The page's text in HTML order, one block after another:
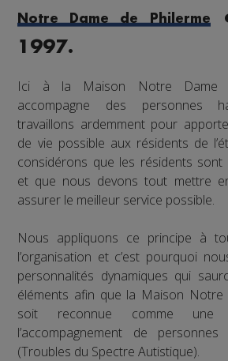
Notre Dame de Philerme
1997.
Ici à la Maison Notre Dame
accompagne des personnes
travaillons ardemment pour
de vie possible aux résidents de
considérons que les résidents sont
et que nous devons tout mettre
assurer le meilleur service possible.
Nous appliquons ce principe à
l’organisation et c’est pourquoi
personnalités dynamiques qui
éléments afin que la Maison Notre
soit reconnue comme une
l’accompagnement de
(Troubles du Spectre Autistique).